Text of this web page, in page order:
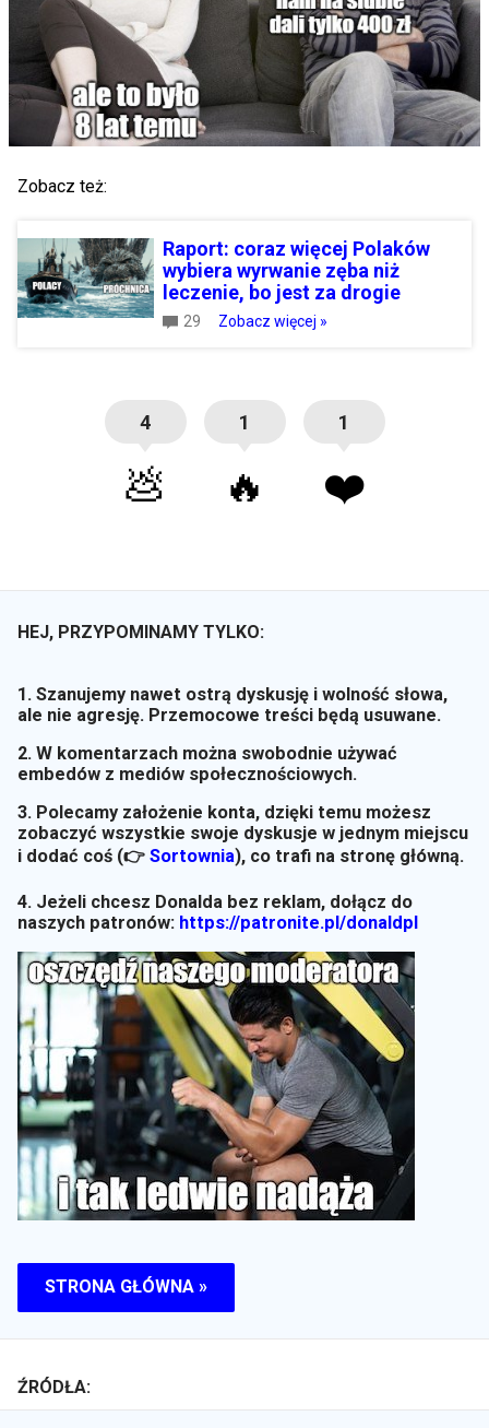
Zobacz też:
Raport: coraz więcej Polaków
wybiera wyrwanie zęba niż
leczenie, bo jest za drogie
29 Zobacz więcej »
4
💩
1
🔥
1
❤️
HEJ, PRZYPOMINAMY TYLKO:
1. Szanujemy nawet ostrą dyskusję i wolność słowa,
ale nie agresję. Przemocowe treści będą usuwane.
2. W komentarzach można swobodnie używać
embedów z mediów społecznościowych.
3. Polecamy założenie konta, dzięki temu możesz
zobaczyć wszystkie swoje dyskusje w jednym miejscu
i dodać coś (👉 Sortownia), co trafi na stronę główną.
4. Jeżeli chcesz Donalda bez reklam, dołącz do
naszych patronów: https://patronite.pl/donaldpl
STRONA GŁÓWNA »
ŹRÓDŁA: